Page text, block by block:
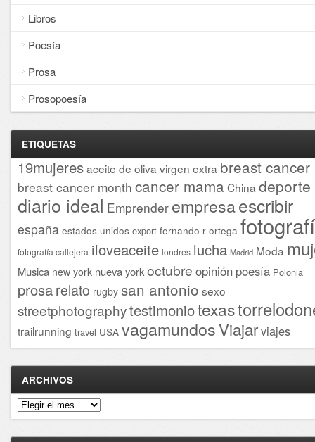
Libros
Poesía
Prosa
Prosopoesía
ETIQUETAS
19mujeresaceite de oliva virgen extra breast cancer
breast cancer month cancer mama China deporte
diario ideal Emprender empresaescribir
españa estados unidos export fernando r ortega
fotografía callejera iloveaceite londres lucha Madrid Moda
Musica new york nueva yorkoctubre opinión poesía Polonia
prosarelato rugby san antonio sexo
streetphotographytestimoniotexas
trailrunning travel USA vagamundosViajarviajes
ARCHIVOS
Archivos